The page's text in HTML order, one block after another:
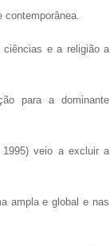
contemporânea.
ciências e a religião a
para a dominante
veio a excluir a
ampla e global e nas